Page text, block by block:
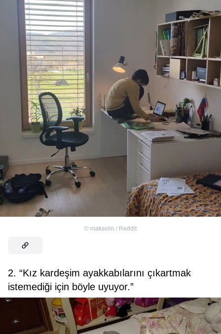
© maksolin / Reddit
2. “Kız kardeşim ayakkabılarını çıkartmak
istemediği için böyle uyuyor.”